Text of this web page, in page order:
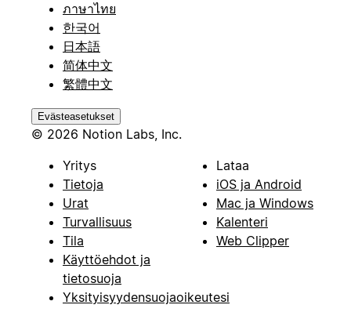
ภาษาไทย
한국어
日本語
简体中文
繁體中文
Evästeasetukset
© 2026 Notion Labs, Inc.
Yritys
Tietoja
Urat
Turvallisuus
Tila
Käyttöehdot ja
tietosuoja
Yksityisyydensuojaoikeutesi
Lataa
iOS ja Android
Mac ja Windows
Kalenteri
Web Clipper